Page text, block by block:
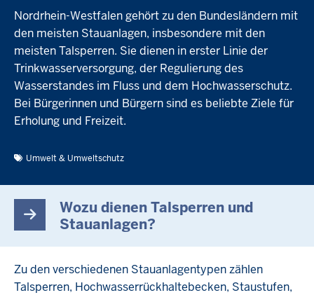
Nordrhein-Westfalen gehört zu den Bundesländern mit
den meisten Stauanlagen, insbesondere mit den
meisten Talsperren. Sie dienen in erster Linie der
Trinkwasserversorgung, der Regulierung des
Wasserstandes im Fluss und dem Hochwasserschutz.
Bei Bürgerinnen und Bürgern sind es beliebte Ziele für
Erholung und Freizeit.
Umwelt & Umweltschutz
Wozu dienen Talsperren und
Stauanlagen?
Zu den verschiedenen Stauanlagentypen zählen
Talsperren, Hochwasserrückhaltebecken, Staustufen,